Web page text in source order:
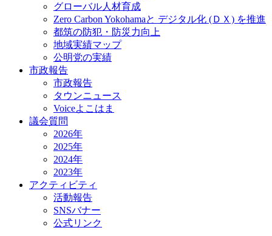
グローバル人材育成
Zero Carbon Yokohamaと デジタル化 (ＤＸ) を推進
都筑の防犯・防災力向上
地域実績マップ
公明党の実績
市政報告
市政報告
タウンニュース
Voiceよこはま
議会質問
2026年
2025年
2024年
2023年
アクティビティ
活動報告
SNSバナー
公式リンク